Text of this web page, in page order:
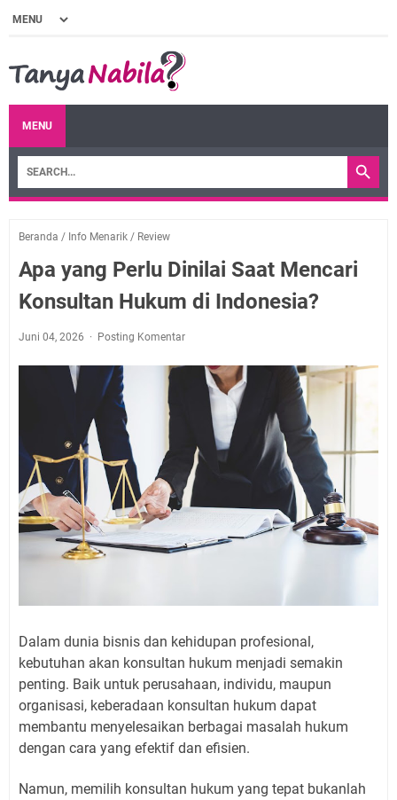
MENU
Beranda / Info Menarik / Review
Apa yang Perlu Dinilai Saat Mencari
Konsultan Hukum di Indonesia?
Juni 04, 2026 Posting Komentar
Dalam dunia bisnis dan kehidupan profesional,
kebutuhan akan konsultan hukum menjadi semakin
penting. Baik untuk perusahaan, individu, maupun
organisasi, keberadaan konsultan hukum dapat
membantu menyelesaikan berbagai masalah hukum
dengan cara yang efektif dan efisien.
Namun, memilih konsultan hukum yang tepat bukanlah